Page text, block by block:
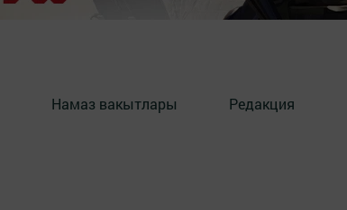
Намаз вакытлары Редакция